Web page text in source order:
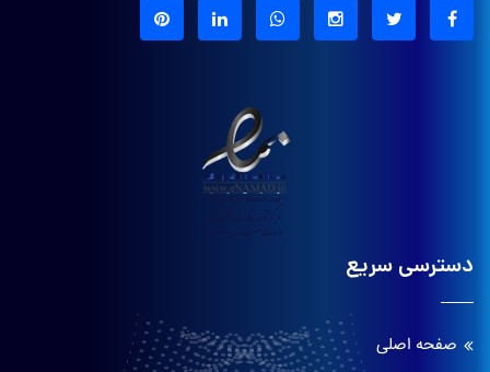
دسترسی سریع
صفحه اصلی